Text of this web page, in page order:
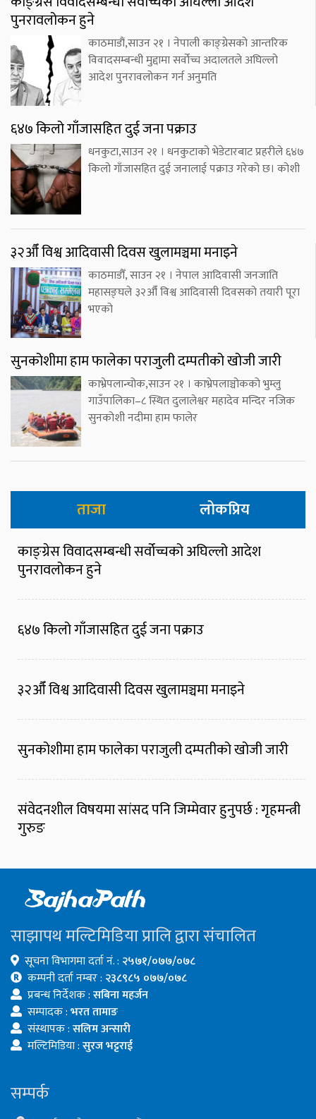
पुनरावलोकन हुने
काठमाडौं,साउन २१ । नेपाली काङ्ग्रेसको आन्तरिक
विवादसम्बन्धी मुद्दामा सर्वोच्च अदालतले अघिल्लो
आदेश पुनरावलोकन गर्न अनुमति
६४७ किलो गाँजासहित दुई जना पक्राउ
धनकुटा,साउन २१ । धनकुटाको भेडेटारबाट प्रहरीले ६४७
किलो गाँजासहित दुई जनालाई पक्राउ गरेको छ। कोशी
३२औँ विश्व आदिवासी दिवस खुलामञ्चमा मनाइने
काठमाडौँ, साउन २१ । नेपाल आदिवासी जनजाति
महासङ्घले ३२औँ विश्व आदिवासी दिवसको तयारी पूरा
भएको
सुनकोशीमा हाम फालेका पराजुली दम्पतीको खोजी जारी
काभ्रेपलान्चोक,साउन २१ । काभ्रेपलाञ्चोकको भुम्लु
गाउँपालिका–८ स्थित दुलालेश्वर महादेव मन्दिर नजिक
सुनकोशी नदीमा हाम फालेर
ताजा लोकप्रिय
काङ्ग्रेस विवादसम्बन्धी सर्वोच्चको अघिल्लो आदेश
पुनरावलोकन हुने
६४७ किलो गाँजासहित दुई जना पक्राउ
३२औँ विश्व आदिवासी दिवस खुलामञ्चमा मनाइने
सुनकोशीमा हाम फालेका पराजुली दम्पतीको खोजी जारी
संवेदनशील विषयमा सांसद पनि जिम्मेवार हुनुपर्छ : गृहमन्त्री
गुरुङ
साझापथ मल्टिमिडिया प्रालि द्वारा संचालित
सूचना विभागमा दर्ता नं. : २५७१/०७७/०७८
कम्पनी दर्ता नम्बर : २३८९८५ ०७७/०७८
प्रबन्ध निर्देशक :सबिना महर्जन
सम्पादक :भरत तामाङ
संस्थापक :सलिम अन्सारी
मल्टिमिडिया :सुरज भट्टराई
सम्पर्क